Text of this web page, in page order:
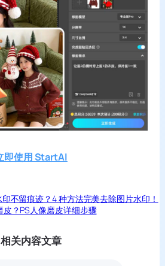
即使用 StartAI
不留痕迹？4 种方法完美去除图片水印！
皮？PS人像磨皮详细步骤
相关内容文章